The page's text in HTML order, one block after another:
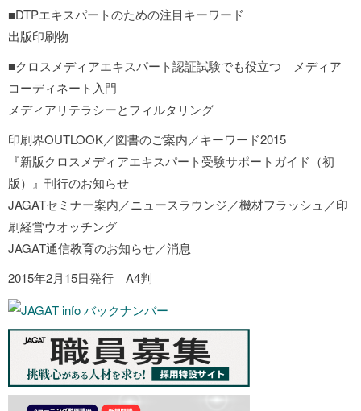
■DTPエキスパートのための注目キーワード
出版印刷物
■クロスメディアエキスパート認証試験でも役立つ メディア
コーディネート入門
メディアリテラシーとフィルタリング
印刷界OUTLOOK／図書のご案内／キーワード2015
『新版クロスメディアエキスパート受験サポートガイド（初
版）』刊行のお知らせ
JAGATセミナー案内／ニュースラウンジ／機材フラッシュ／印
刷経営ウオッチング
JAGAT通信教育のお知らせ／消息
2015年2月15日発行 A4判